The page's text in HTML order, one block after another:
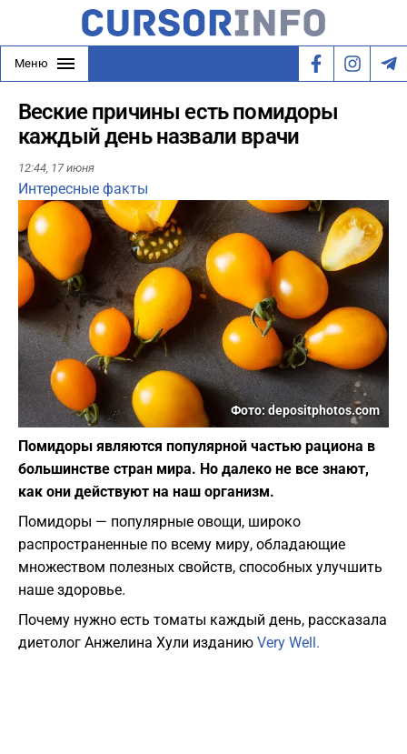
Меню
Веские причины есть помидоры
каждый день назвали врачи
12:44, 17 июня
Интересные факты
Фото: depositphotos.com
Помидоры являются популярной частью рациона в
большинстве стран мира. Но далеко не все знают,
как они действуют на наш организм.
Помидоры — популярные овощи, широко
распространенные по всему миру, обладающие
множеством полезных свойств, способных улучшить
наше здоровье.
Почему нужно есть томаты каждый день, рассказала
диетолог Анжелина Хули изданию Very Well.